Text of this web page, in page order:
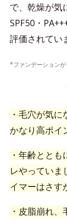
で、乾燥が気
SPF50・
評価されてい
*ファンデーション
・毛穴が気
かなり高ポイ
・年齢とと
レやっていま
イマーはさす
・皮脂崩れ